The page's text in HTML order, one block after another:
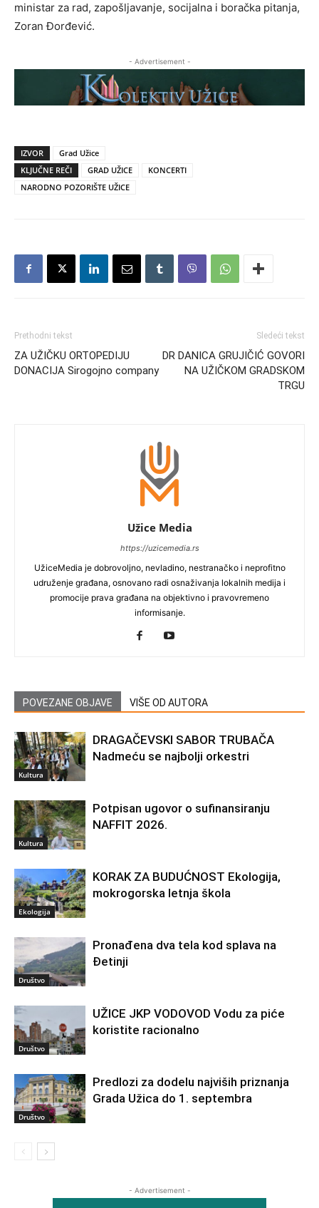
ministar za rad, zapošljavanje, socijalna i boračka pitanja,
Zoran Đorđević.
- Advertisement -
IZVOR
Grad Užice
KLJUČNE REČI
GRAD UŽICE
KONCERTI
NARODNO POZORIŠTE UŽICE
Prethodni tekst
ZA UŽIČKU ORTOPEDIJU
DONACIJA Sirogojno company
Sledeći tekst
DR DANICA GRUJIČIĆ GOVORI
NA UŽIČKOM GRADSKOM
TRGU
Užice Media
https://uzicemedia.rs
UžiceMedia je dobrovoljno, nevladino, nestranačko i neprofitno
udruženje građana, osnovano radi osnaživanja lokalnih medija i
promocije prava građana na objektivno i pravovremeno
informisanje.
POVEZANE OBJAVE VIŠE OD AUTORA
Kultura
DRAGAČEVSKI SABOR TRUBAČA
Nadmeću se najbolji orkestri
Kultura
Potpisan ugovor o sufinansiranju
NAFFIT 2026.
Ekologija
KORAK ZA BUDUĆNOST Ekologija,
mokrogorska letnja škola
Društvo
Pronađena dva tela kod splava na
Đetinji
Društvo
UŽICE JKP VODOVOD Vodu za piće
koristite racionalno
Društvo
Predlozi za dodelu najviših priznanja
Grada Užica do 1. septembra
- Advertisement -